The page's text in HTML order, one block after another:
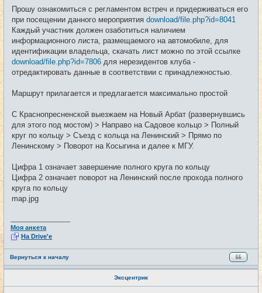
Прошу ознакомиться с регламентом встреч и придерживаться его
при посещении данного мероприятия download/file.php?id=8041
Каждый участник должен озаботиться наличием
информационного листа, размещаемого на автомобиле, для
идентификации владельца, скачать лист можно по этой ссылке
download/file.php?id=7806 для нерезидентов клуба -
отредактировать данные в соответствии с принадлежностью.
Маршрут прилагается и предлагается максимально простой
С Краснопресненской выезжаем на Новый Арбат (развернувшись
для этого под мостом) > Направо на Садовое кольцо > Полный
круг по кольцу > Съезд с кольца на Ленинский > Прямо по
Ленинскому > Поворот на Косыгина и далее к МГУ.
Цифра 1 означает завершение полного круга по кольцу
Цифра 2 означает поворот на Ленинский после прохода полного
круга по кольцу
map.jpg
Моя анкета
На Drive'e
Вернуться к началу
Эксцентрик